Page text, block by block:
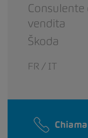
vendita
Škoda
FR / IT
Chiama